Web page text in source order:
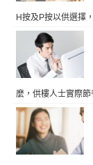
H按及P按以供選擇
麼，供樓人士實際